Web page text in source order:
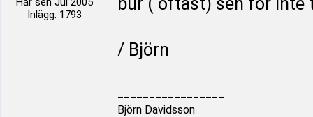
Inlägg: 1793
/ Björn
Björn Davidsson